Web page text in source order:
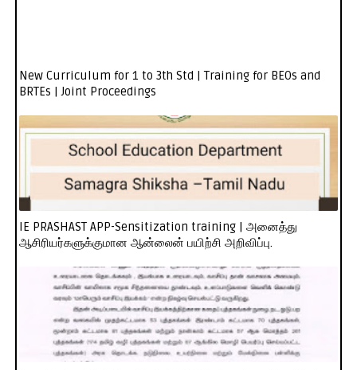
New Curriculum for 1 to 3th Std | Training for BEOs and
BRTEs | Joint Proceedings
IE PRASHAST APP-Sensitization training | அனைத்து
ஆசிரியர்களுக்குமான ஆன்லைன் பயிற்சி அறிவிப்பு.